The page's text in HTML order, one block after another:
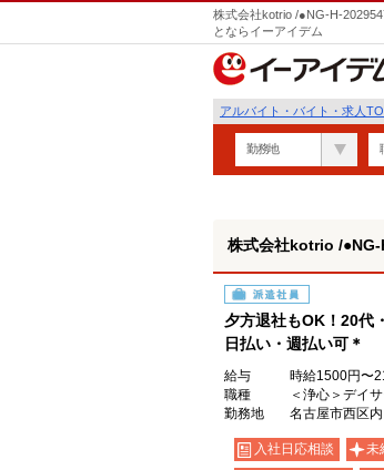
株式会社kotrio /●NG-H-
とならイーアイデム
アルバイト・バイト・求人
勤務地
株式会社kotrio /●NG-
派遣社員
夕方退社もOK！20代
日払い・週払い可＊
給与
時給1500円〜
職種
＜浄心＞デイ
勤務地
名古屋市西区内
入社日応相談 未